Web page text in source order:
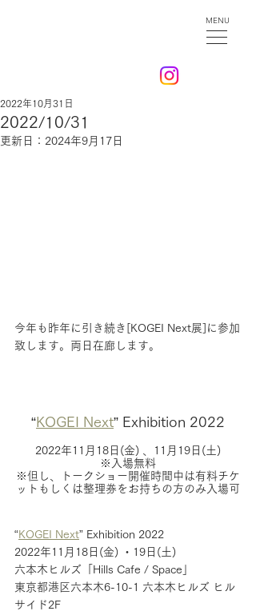
MENU
2022/10/31
2022年10月31日
更新日： 2024年9月17日
今年も昨年に引き続き[KOGEI Next展]に参加
致します。両日在廊します。
“KOGEI Next” Exhibition 2022
2022年11月18日(金) 、11月19日(土)
※入場無料
※但し、トークショー開催時間中は有料チケ
ットもしくは整理券をお持ちの方のみ入場可
“KOGEI Next” Exhibition 2022
2022年11月18日(金) ・19日(土)
六本木ヒルズ「Hills Cafe / Space」
東京都港区六本木6-10-1 六本木ヒルズ ヒル
サイド2F